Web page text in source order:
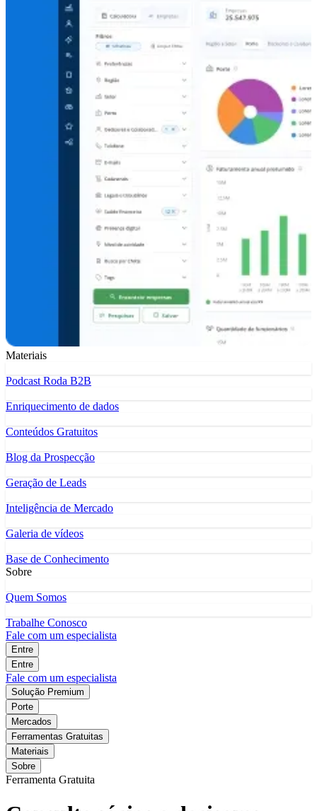
Materiais
Podcast Roda B2B
Enriquecimento de dados
Conteúdos Gratuitos
Blog da Prospecção
Geração de Leads
Inteligência de Mercado
Galeria de vídeos
Base de Conhecimento
Sobre
Quem Somos
Trabalhe Conosco
Fale com um especialista
Entre
Entre
Fale com um especialista
Solução Premium
Porte
Mercados
Ferramentas Gratuitas
Materiais
Sobre
Ferramenta Gratuita